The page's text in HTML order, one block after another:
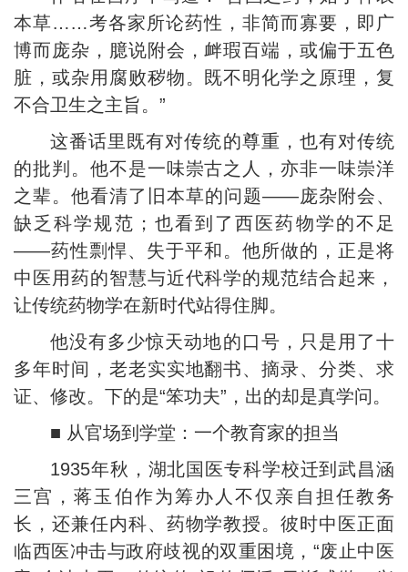
本草……考各家所论药性，非简而寡要，即广
博而庞杂，臆说附会，衅瑕百端，或偏于五色
脏，或杂用腐败秽物。既不明化学之原理，复
不合卫生之主旨。”
这番话里既有对传统的尊重，也有对传统
的批判。他不是一味崇古之人，亦非一味崇洋
之辈。他看清了旧本草的问题——庞杂附会、
缺乏科学规范；也看到了西医药物学的不足
——药性剽悍、失于平和。他所做的，正是将
中医用药的智慧与近代科学的规范结合起来，
让传统药物学在新时代站得住脚。
他没有多少惊天动地的口号，只是用了十
多年时间，老老实实地翻书、摘录、分类、求
证、修改。下的是“笨功夫”，出的却是真学问。
■ 从官场到学堂：一个教育家的担当
1935年秋，湖北国医专科学校迁到武昌涵
三宫，蒋玉伯作为筹办人不仅亲自担任教务
长，还兼任内科、药物学教授。彼时中医正面
临西医冲击与政府歧视的双重困境，“废止中医